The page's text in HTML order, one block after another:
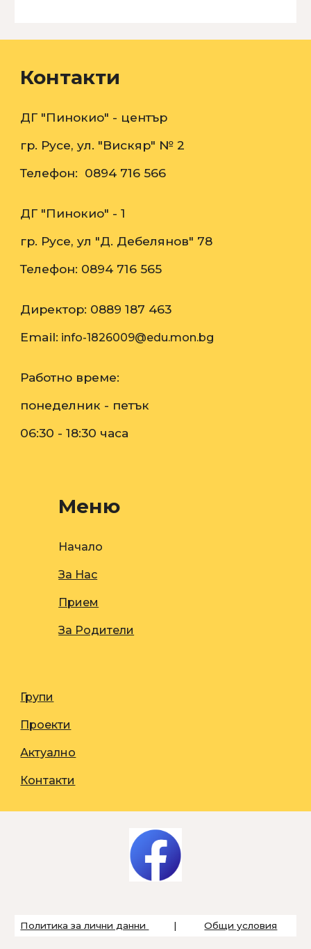
Контакти
ДГ "Пинокио" - център
гр. Русе, ул. "Вискяр" № 2
Телефон: 0894 716 566
ДГ "Пинокио" - 1
гр. Русе, ул "Д. Дебелянов" 78
Телефон: 0894 716 565
Директор: 0889 187 463
Email: info-1826009@edu.mon.bg
Работно време:
понеделник - петък
06:30 - 18:30 часа
Меню
Начало
За Нас
Прием
За Родители
Групи
Проекти
Актуално
Контакти
Политика за лични данни |Общи условия